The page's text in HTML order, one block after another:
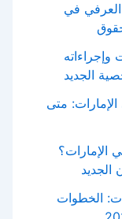
العرفي في
الجديد
متى
الإمارات؟
الجديد
الخطوات